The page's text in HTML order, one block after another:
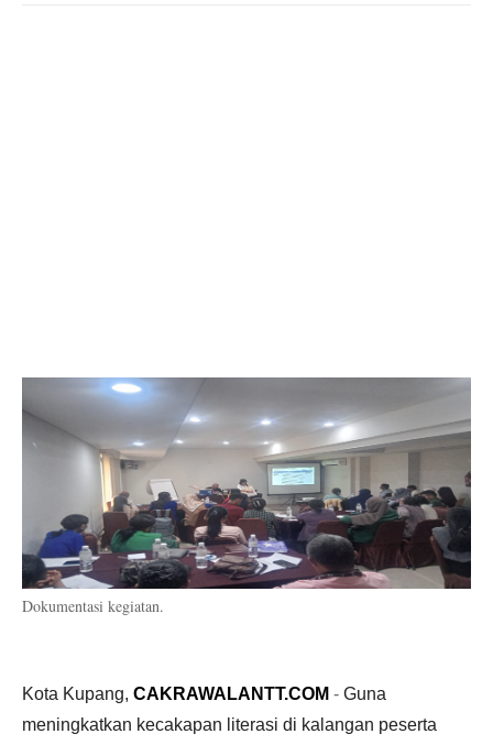
Dokumentasi kegiatan.
Kota Kupang, CAKRAWALANTT.COM - Guna
meningkatkan kecakapan literasi di kalangan peserta